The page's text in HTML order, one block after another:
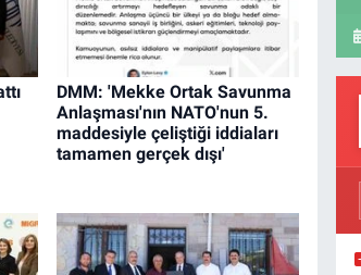
DMM: 'Mekke Ortak Savunma
Anlaşması'nın NATO'nun 5.
maddesiyle çeliştiği iddiaları
tamamen gerçek dışı'